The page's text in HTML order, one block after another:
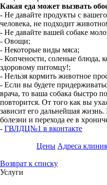
Какая еда может вызвать
- Не давайте продукты с
человека, не подходит
- Не давайте вашей собаке
- Овощи;
- Некоторые виды мяса;
- Копчености, соленые блюда,
здоровому питомцу!;
- Нельзя кормить животное
- Если вы будете
врача, то ваша собака быстро
повторится. От того как вы
зависит его дальнейшая
болезни и перехода ее в
- ГВЛДЦ№1 в вконтакте
Цены Адреса
Возврат к списку
Услуги